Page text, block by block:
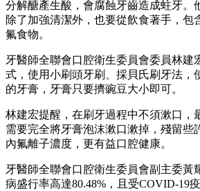
分解醣產生酸，會腐蝕牙齒造成蛀牙。
除了加強清潔外，也要從飲食著手，包
氟食物。
牙醫師全聯會口腔衛生委員會委員林建
式，使用小刷頭牙刷、採貝氏刷牙法，
的牙膏，牙膏只要擠豌豆大小即可。
林建宏提醒，在刷牙過程中不須漱口，
需要完全將牙膏泡沫漱口漱掉，殘留些
內氟離子濃度，更有益口腔健康。
牙醫師全聯會口腔衛生委員會副主委黃
病盛行率高達80.48%，且受COVID-19